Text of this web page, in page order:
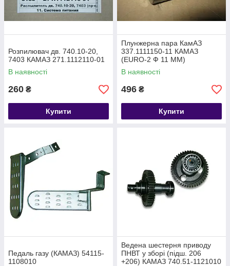
Розпилювач дв. 740.10-20,
7403 КАМАЗ 271.1112110-01
В наявності
260 ₴
Купити
Плунжерна пара КамАЗ
337.1111150-11 КАМАЗ
(EURO-2 Ф 11 ММ)
В наявності
496 ₴
Купити
Педаль газу (КАМАЗ) 54115-
1108010
Ведена шестерня приводу
ПНВТ у зборі (підш. 206
+206) КАМАЗ 740.51-1121010